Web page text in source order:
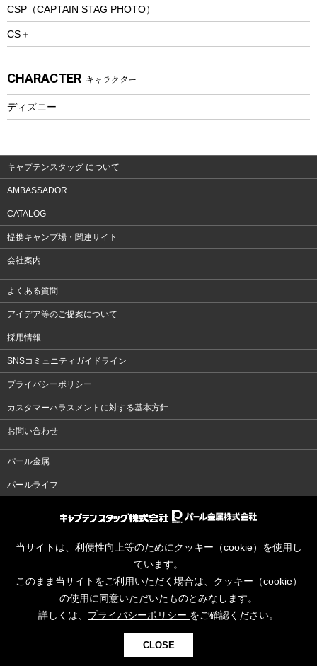
プレイグッズ
ウェルネス
ウェア、タオル
ウェア
CSP（CAPTAIN STAG PHOTO）
CS＋
CHARACTER キャラクター
ディズニー
キャプテンスタッグ について
AMBASSADOR
CATALOG
提携キャンプ場・関連サイト
会社案内
よくある質問
アイデア等のご提案について
採用情報
SNSコミュニティガイドライン
プライバシーポリシー
カスタマーハラスメントに対する基本方針
お問い合わせ
パール金属
パールライフ
当サイトは、利便性向上等のためにクッキー（cookie）を使用し
ています。
このまま当サイトをご利用いただく場合は、クッキー（cookie）
の使用に同意いただいたものとみなします。
詳しくは、 プライバシーポリシー をご確認ください。
CLOSE